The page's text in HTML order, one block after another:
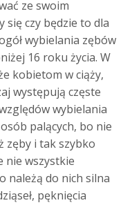
ze swoim
się czy będzie to dla
wybielania zębów
16 roku życia. W
kobietom w ciąży,
występują częste
wybielania
palących, bo nie
zęby i tak szybko
nie wszystkie
należą do nich silna
pęknięcia